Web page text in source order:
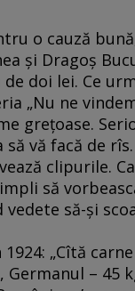
o cauză
şi Dragoş
doi lei. Ce
„Nu ne
greţoase.
să vă facă de
clipurile.
să
să-şi
„Cîtă
Germanul – 45